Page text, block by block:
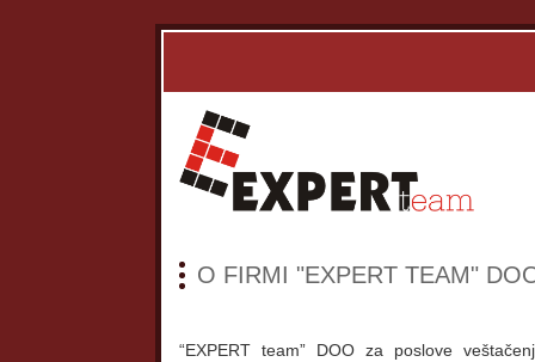
O FIRMI "EXPERT TEAM"
“EXPERT team” DOO za poslove